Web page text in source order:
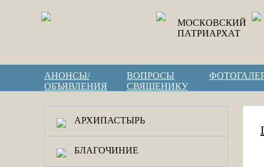
МОСКОВСКИЙ
ПАТРИАРХАТ
АНОНСЫ/
ОБЪЯВЛЕНИЯ
ВОПРОСЫ
СВЯЩЕНИКУ
АРХИПАСТЫРЬ
БЛАГОЧИНИЕ